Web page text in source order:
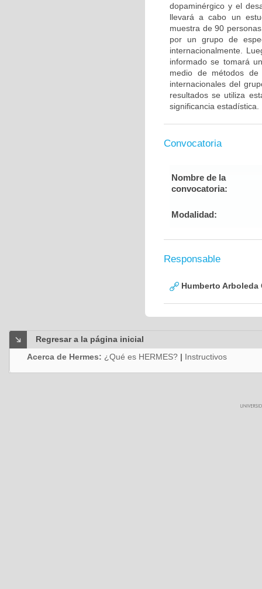
dopaminérgico y el
llevará a cabo un
muestra de 90
por un grupo de
internacionalmente.
informado se tomará
medio de métodos de
internacionales del
resultados se utiliza
significancia estadística.
Convocatoria
Nombre de la
convocatoria:
Modalidad:
Responsable
Humberto Arboleda
Regresar a la página inicial
Acerca de Hermes: ¿Qué es HERMES? | Instructivos